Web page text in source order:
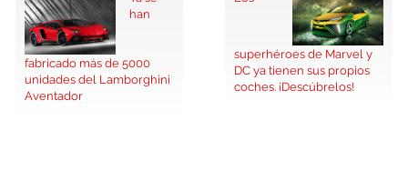
han
fabricado más de 5000
unidades del Lamborghini
Aventador
superhéroes de Marvel y
DC ya tienen sus propios
coches. ¡Descúbrelos!